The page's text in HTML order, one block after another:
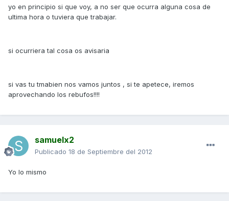
yo en principio si que voy, a no ser que ocurra alguna cosa de
ultima hora o tuviera que trabajar.
si ocurriera tal cosa os avisaria
si vas tu tmabien nos vamos juntos , si te apetece, iremos
aprovechando los rebufos!!!!
samuelx2
Publicado 18 de Septiembre del 2012
Yo lo mismo